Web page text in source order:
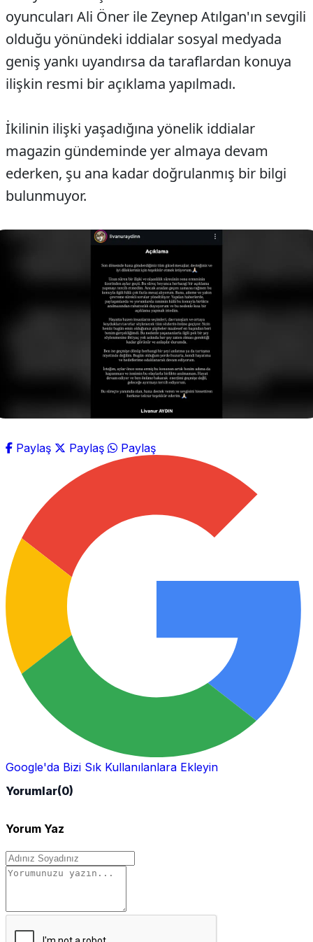
oyuncuları Ali Öner ile Zeynep Atılgan'ın sevgili
olduğu yönündeki iddialar sosyal medyada
geniş yankı uyandırsa da taraflardan konuya
ilişkin resmi bir açıklama yapılmadı.
İkilinin ilişki yaşadığına yönelik iddialar
magazin gündeminde yer almaya devam
ederken, şu ana kadar doğrulanmış bir bilgi
bulunmuyor.
Paylaş Paylaş Paylaş
Google'da Bizi Sık Kullanılanlara Ekleyin
Yorumlar(0)
Yorum Yaz